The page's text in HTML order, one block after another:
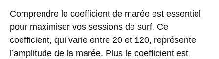
Comprendre le coefficient de marée est essentiel
pour maximiser vos sessions de surf. Ce
coefficient, qui varie entre 20 et 120, représente
l’amplitude de la marée. Plus le coefficient est